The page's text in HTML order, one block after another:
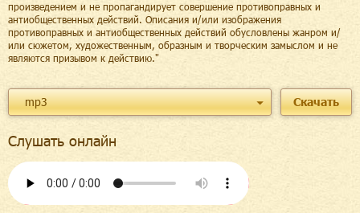
произведением и не пропагандирует совершение противоправных и
антиобщественных действий. Описания и/или изображения
противоправных и антиобщественных действий обусловлены жанром и/
или сюжетом, художественным, образным и творческим замыслом и не
являются призывом к действию."
mp3 Скачать
Слушать онлайн